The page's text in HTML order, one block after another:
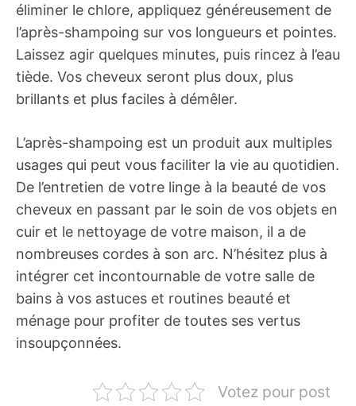
éliminer le chlore, appliquez généreusement de
l’après-shampoing sur vos longueurs et pointes.
Laissez agir quelques minutes, puis rincez à l’eau
tiède. Vos cheveux seront plus doux, plus
brillants et plus faciles à démêler.
L’après-shampoing est un produit aux multiples
usages qui peut vous faciliter la vie au quotidien.
De l’entretien de votre linge à la beauté de vos
cheveux en passant par le soin de vos objets en
cuir et le nettoyage de votre maison, il a de
nombreuses cordes à son arc. N’hésitez plus à
intégrer cet incontournable de votre salle de
bains à vos astuces et routines beauté et
ménage pour profiter de toutes ses vertus
insoupçonnées.
Votez pour post